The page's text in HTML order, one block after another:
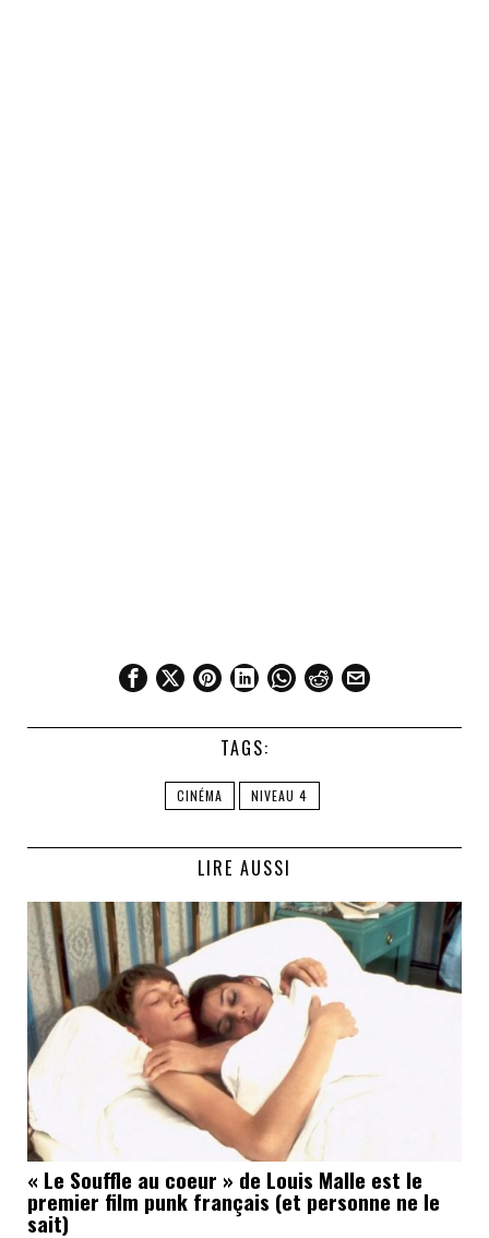
TAGS:
CINÉMA NIVEAU 4
LIRE AUSSI
« Le Souffle au coeur » de Louis Malle est le
premier film punk français (et personne ne le
sait)